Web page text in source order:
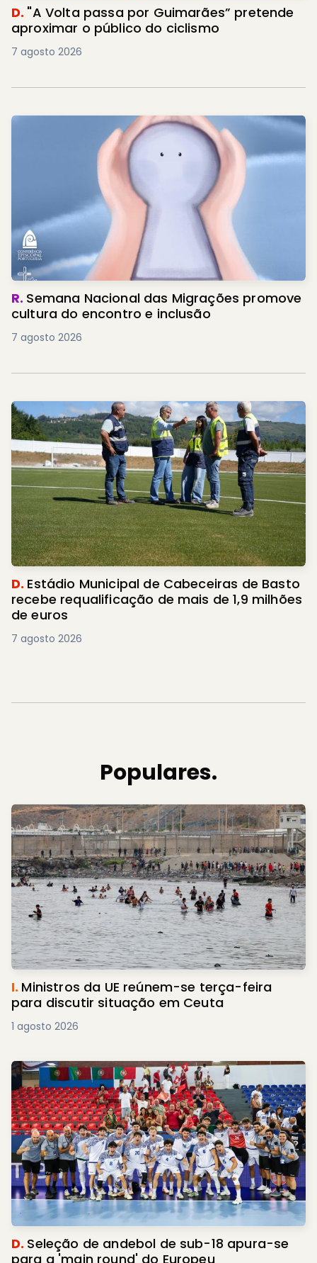
D. "A Volta passa por Guimarães” pretende
aproximar o público do ciclismo
7 agosto 2026
R. Semana Nacional das Migrações promove
cultura do encontro e inclusão
7 agosto 2026
D. Estádio Municipal de Cabeceiras de Basto
recebe requalificação de mais de 1,9 milhões
de euros
7 agosto 2026
Populares.
I. Ministros da UE reúnem-se terça-feira
para discutir situação em Ceuta
1 agosto 2026
D. Seleção de andebol de sub-18 apura-se
para a 'main round' do Europeu